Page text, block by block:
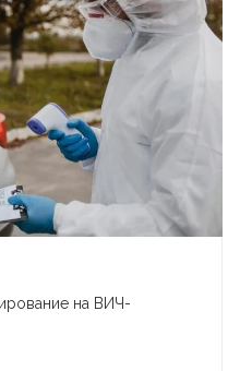
на ВИЧ-